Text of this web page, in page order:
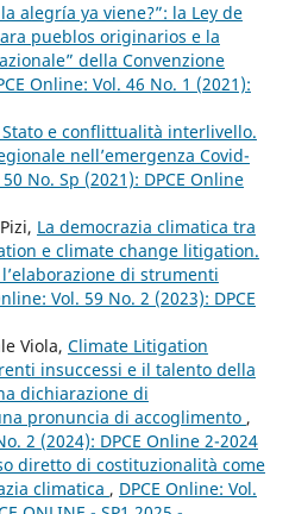
alegría ya viene?”: la Ley de
pueblos originarios e la
della Convenzione
Online: Vol. 46 No. 1 (2021):
e conflittualità interlivello.
nell’emergenza Covid-
No. Sp (2021): DPCE Online
La democrazia climatica tra
e climate change litigation.
di strumenti
Vol. 59 No. 2 (2023): DPCE
Viola, Climate Litigation
insuccessi e il talento della
dichiarazione di
pronuncia di accoglimento ,
2 (2024): DPCE Online 2-2024
diretto di costituzionalità come
climatica , DPCE Online: Vol.